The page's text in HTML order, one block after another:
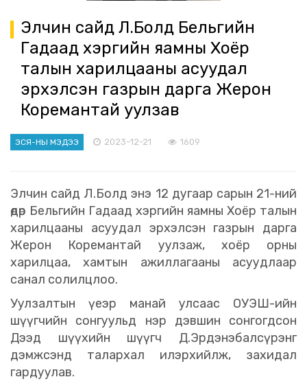
Элчин сайд Л.Болд Бельгийн
Гадаад хэргийн яамны Хоёр
талын харилцааны асуудал
эрхэлсэн газрын дарга Жерон
Коремантай уулзав
ЭСЯ-НЫ МЭДЭЭ 2023-12-21 1609
Элчин сайд Л.Болд энэ 12 дугаар сарын 21-ний
өдөр Бельгийн Гадаад хэргийн яамны Хоёр талын
харилцааны асуудал эрхэлсэн газрын дарга
Жерон Коремантай уулзаж, хоёр орны
харилцаа, хамтын ажиллагааны асуудлаар
санал солилцлоо.
Уулзалтын үеэр манай улсаас ОУЭШ-ийн
шүүгчийн сонгуульд нэр дэвшин сонгогдсон
Дээд шүүхийн шүүгч Д.Эрдэнэбалсүрэнг
дэмжсэнд талархал илэрхийлж, захидал
гардуулав.